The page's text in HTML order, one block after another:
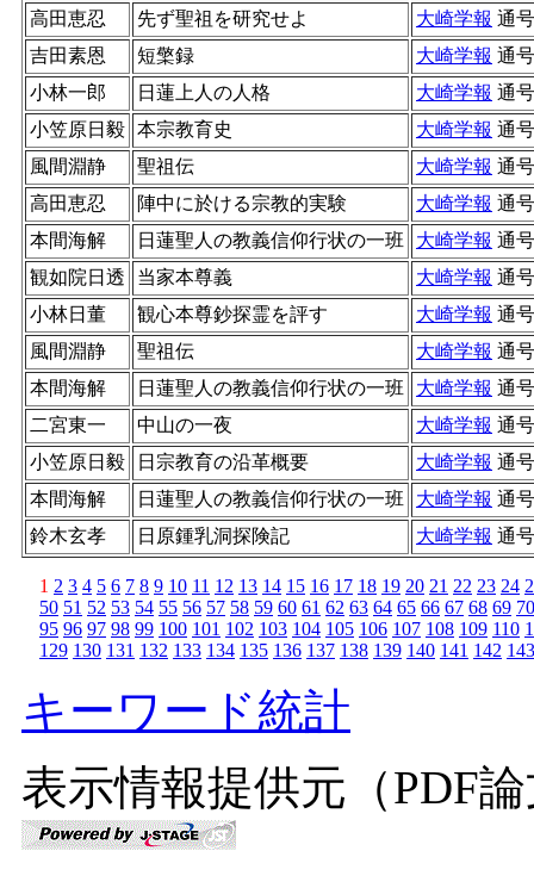
高田恵忍
先ず聖祖を研究せよ 大崎学報 通
吉田素恩
短檠録 大崎学報 通
小林一郎
日蓮上人の人格 大崎学報 通
小笠原日毅 本宗教育史 大崎学報 通
風間淵静
聖祖伝 大崎学報 通
高田恵忍
陣中に於ける宗教的実験 大崎学報 通
本間海解
日蓮聖人の教義信仰行状の一班 大崎学報 通
観如院日透
当家本尊義 大崎学報 通
小林日董
観心本尊鈔探霊を評す 大崎学報 通
風間淵静
聖祖伝 大崎学報 通
本間海解
日蓮聖人の教義信仰行状の一班 大崎学報 通
二宮東一
中山の一夜 大崎学報 通
小笠原日毅
日宗教育の沿革概要 大崎学報 通
本間海解
日蓮聖人の教義信仰行状の一班 大崎学報 通
鈴木玄孝
日原鍾乳洞探険記 大崎学報 通
1 2 3 4 5 6 7 8 9 10 11 12 13 14 15 16 17 18 19 20 21 22 23 24
50 51 52 53 54 55 56 57 58 59 60 61 62 63 64 65 66 67 68 69 70
95 96 97 98 99 100 101 102 103 104 105 106 107 108 109 110
129 130 131 132 133 134 135 136 137 138 139 140 141 142 143
キーワード統計
表示情報提供元（PDF